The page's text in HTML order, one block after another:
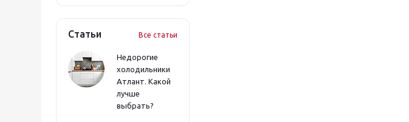
Статьи Все статьи
Недорогие
холодильники
Атлант. Какой
лучше
выбрать?